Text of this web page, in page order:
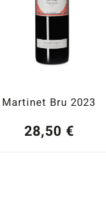
Martinet Bru 2023
28,50 €